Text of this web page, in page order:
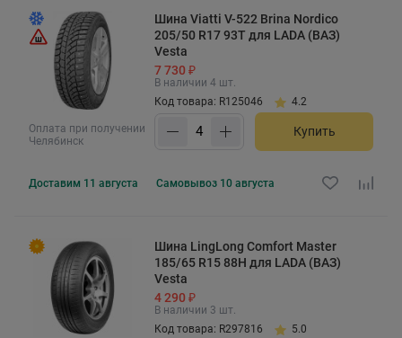
Оплата при получении
Челябинск
Шина Viatti V-522 Brina Nordico
205/50 R17 93T для LADA (ВАЗ)
Vesta
7 730 ₽
В наличии 4 шт.
Код товара: R125046
4.2
Купить
Доставим 11 августа Самовывоз 10 августа
Шина LingLong Comfort Master
185/65 R15 88H для LADA (ВАЗ)
Vesta
4 290 ₽
В наличии 3 шт.
Код товара: R297816
5.0